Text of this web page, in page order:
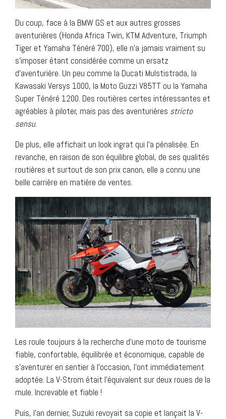
Du coup, face à la BMW GS et aux autres grosses
aventurières (Honda Africa Twin, KTM Adventure, Triumph
Tiger et Yamaha Ténéré 700), elle n’a jamais vraiment su
s’imposer étant considérée comme un ersatz
d’aventurière. Un peu comme la Ducati Mulstistrada, la
Kawasaki Versys 1000, la Moto Guzzi V85TT ou la Yamaha
Super Ténéré 1200. Des routières certes intéressantes et
agréables à piloter, mais pas des aventurières stricto
sensu.
De plus, elle affichait un look ingrat qui l’a pénalisée. En
revanche, en raison de son équilibre global, de ses qualités
routières et surtout de son prix canon, elle a connu une
belle carrière en matière de ventes.
Les roule toujours à la recherche d’une moto de tourisme
fiable, confortable, équilibrée et économique, capable de
s’aventurer en sentier à l’occasion, l’ont immédiatement
adoptée. La V-Strom était l’équivalent sur deux roues de la
mule. Increvable et fiable !
Puis, l’an dernier, Suzuki revoyait sa copie et lançait la V-